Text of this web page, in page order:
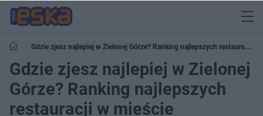
Gdzie zjesz najlepiej w Zielonej Górze? Ranking najlepszych restauracji w
mieście
Gdzie zjesz najlepiej w Zielonej
Górze? Ranking najlepszych
restauracji w mieście